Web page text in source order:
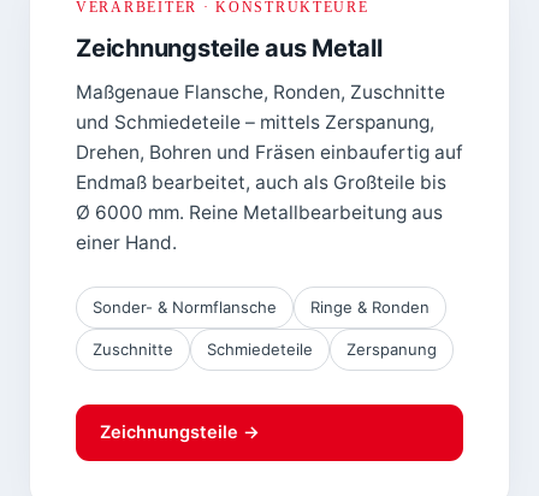
VERARBEITER · KONSTRUKTEURE
Zeichnungsteile aus Metall
Maßgenaue Flansche, Ronden, Zuschnitte
und Schmiedeteile – mittels Zerspanung,
Drehen, Bohren und Fräsen einbaufertig auf
Endmaß bearbeitet, auch als Großteile bis
Ø 6000 mm. Reine Metallbearbeitung aus
einer Hand.
Sonder- & Normflansche Ringe & Ronden
Zuschnitte Schmiedeteile Zerspanung
Zeichnungsteile →